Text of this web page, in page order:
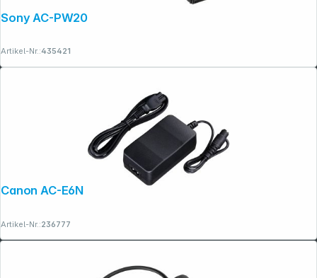
Sony AC-PW20 Netzteiladapter
Artikel-Nr.:435421
Canon AC-E6N
Artikel-Nr.:236777